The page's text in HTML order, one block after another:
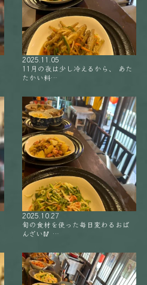
2025.11.05
11月の夜は少し冷えるから、 あた
たかい料…
2025.10.27
旬の食材を使った毎日変わるおば
んざい🥢 …